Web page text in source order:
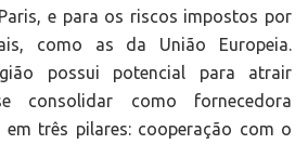
e para os riscos impostos por
como as da União Europeia.
possui potencial para atrair
consolidar como fornecedora
em três pilares: cooperação com o